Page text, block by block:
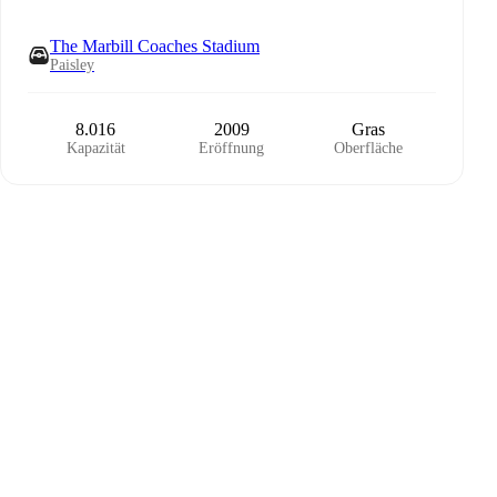
The Marbill Coaches Stadium
Paisley
8.016
Kapazität
2009
Eröffnung
Gras
Oberfläche